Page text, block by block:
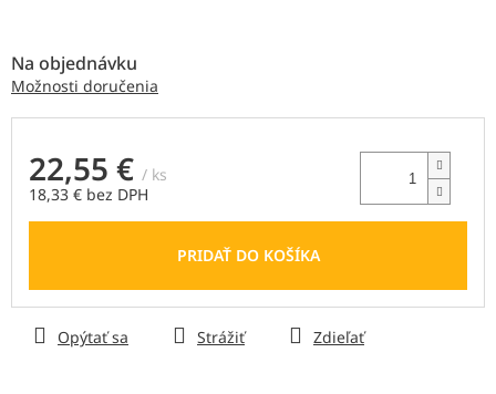
Na objednávku
Možnosti doručenia
22,55 € / ks
18,33 € bez DPH
Jednotková
PRIDAŤ DO KOŠÍKA
Opýtať sa Strážiť Zdieľať